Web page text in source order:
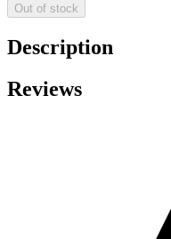
Out of stock
Description
Reviews